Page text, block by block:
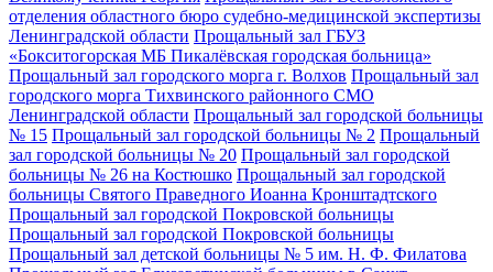
отделения областного бюро судебно-медицинской экспертизы
Ленинградской области Прощальный зал ГБУЗ
«Бокситогорская МБ Пикалёвская городская больница»
Прощальный зал городского морга г. Волхов Прощальный зал
городского морга Тихвинского районного СМО
Ленинградской области Прощальный зал городской больницы
№ 15 Прощальный зал городской больницы № 2 Прощальный
зал городской больницы № 20 Прощальный зал городской
больницы № 26 на Костюшко Прощальный зал городской
больницы Святого Праведного Иоанна Кронштадтского
Прощальный зал городской Покровской больницы
Прощальный зал городской Покровской больницы
Прощальный зал детской больницы № 5 им. Н. Ф. Филатова